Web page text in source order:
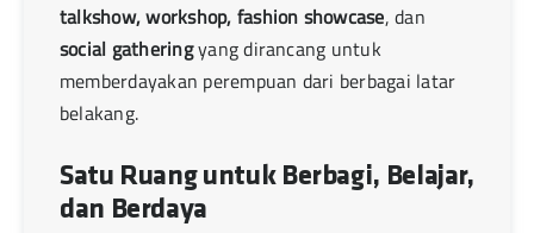
talkshow, workshop, fashion showcase, dan
social gatheringyang dirancang untuk
memberdayakan perempuan dari berbagai latar
belakang.
Satu Ruang untuk Berbagi, Belajar,
dan Berdaya